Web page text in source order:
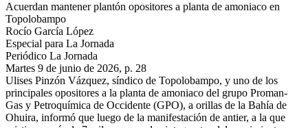
Acuerdan mantener plantón opositores a planta de amoniaco en
Topolobampo
Rocío García López
Especial para La Jornada
Periódico La Jornada
Martes 9 de junio de 2026, p. 28
Ulises Pinzón Vázquez, síndico de Topolobampo, y uno de los
principales opositores a la planta de amoniaco del grupo Proman-
Gas y Petroquímica de Occidente (GPO), a orillas de la Bahía de
Ohuira, informó que luego de la manifestación de antier, a la que